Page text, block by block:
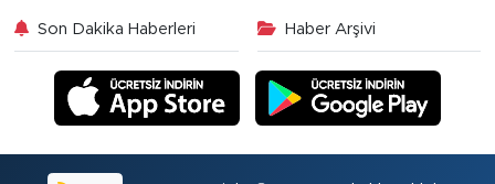
Son Dakika Haberleri Haber Arşivi